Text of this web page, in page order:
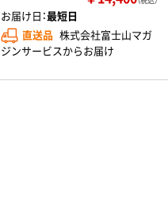
お届け日：最短日
直送品 株式会社富士山マガ
ジンサービスからお届け